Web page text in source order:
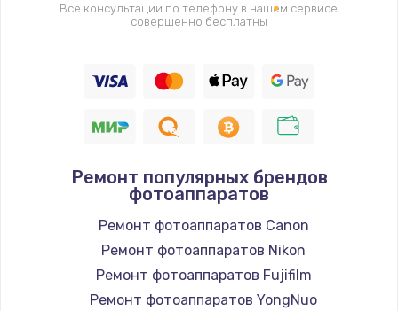
Заказать
2500 руб.
1400 руб.
Заказать
Замена / ремонт электронного модуля
управления
Все консультации по телефону в нашем сервисе
совершенно бесплатны
Ремонт популярных брендов
фотоаппаратов
Ремонт фотоаппаратов Canon
Ремонт фотоаппаратов Nikon
Ремонт фотоаппаратов Fujifilm
Ремонт фотоаппаратов YongNuo